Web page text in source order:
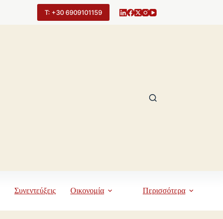
Τ: +30 6909101159
Συνεντεύξεις Οικονομία Περισσότερα